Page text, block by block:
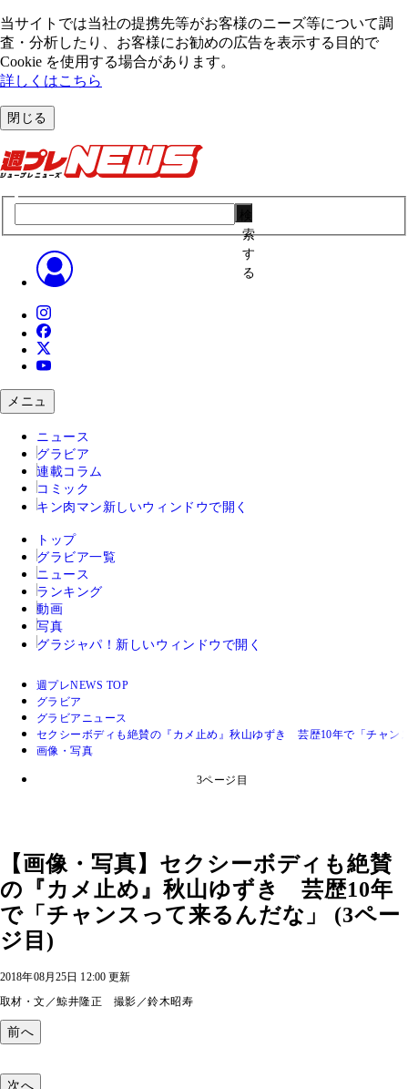
当サイトでは当社の提携先等がお客様のニーズ等について調
査・分析したり、お客様にお勧めの広告を表⽰する⽬的で
Cookie を使⽤する場合があります。
詳しくはこちら
閉じる
索
す
る
メニュ
ニュース
グラビア
連載コラム
コミック
キン肉マン 新しいウィンドウで開く
トップ
グラビア一覧
ニュース
ランキング
動画
写真
グラジャパ！ 新しいウィンドウで開く
週プレNEWS TOP
グラビア
グラビアニュース
セクシーボディも絶賛の『カメ止め』秋山ゆずき 芸歴10年で「チャン
画像・写真
3ページ目
【画像・写真】セクシーボディも絶賛
の『カメ止め』秋山ゆずき 芸歴10年
で「チャンスって来るんだな」 (3ペー
ジ目)
2018年08月25日 12:00 更新
取材・文／鯨井隆正 撮影／鈴木昭寿
前へ
次へ